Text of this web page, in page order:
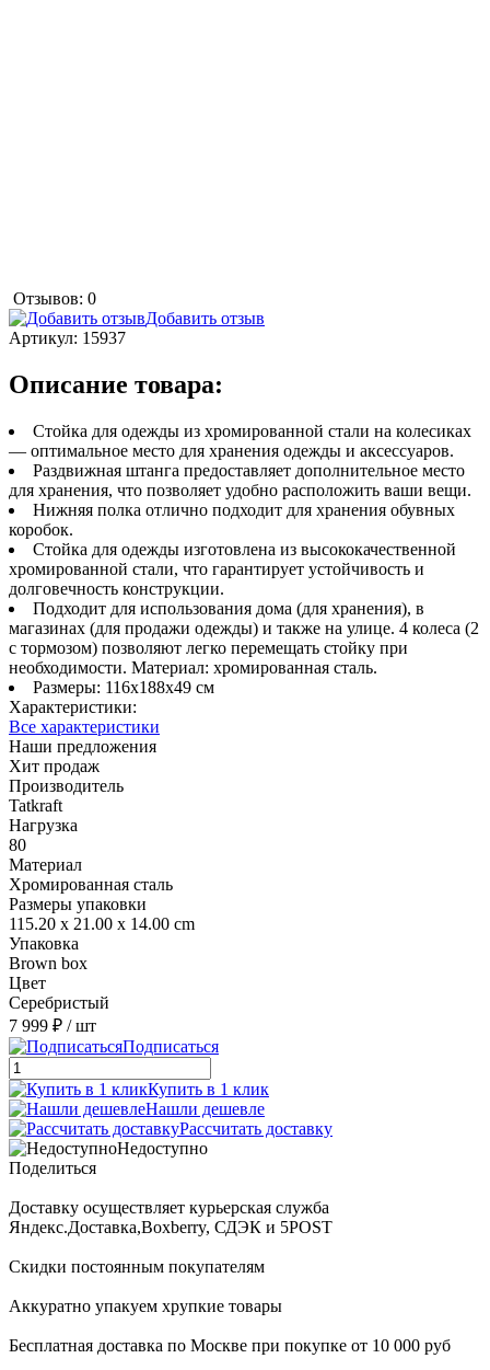
Отзывов: 0
Добавить отзыв
Артикул: 15937
Описание товара:
Стойка для одежды из хромированной стали на колесиках
— оптимальное место для хранения одежды и аксессуаров.
Раздвижная штанга предоставляет дополнительное место
для хранения, что позволяет удобно расположить ваши вещи.
Нижняя полка отлично подходит для хранения обувных
коробок.
Стойка для одежды изготовлена из высококачественной
хромированной стали, что гарантирует устойчивость и
долговечность конструкции.
Подходит для использования дома (для хранения), в
магазинах (для продажи одежды) и также на улице. 4 колеса (2
с тормозом) позволяют легко перемещать стойку при
необходимости. Материал: хромированная сталь.
Размеры: 116x188x49 см
Характеристики:
Все характеристики
Наши предложения
Хит продаж
Производитель
Tatkraft
Нагрузка
80
Материал
Хромированная сталь
Размеры упаковки
115.20 x 21.00 x 14.00 cm
Упаковка
Brown box
Цвет
Серебристый
7 999 ₽ / шт
Подписаться
Купить в 1 клик
Нашли дешевле
Рассчитать доставку
Недоступно
Поделиться
Доставку осуществляет курьерская служба
Яндекс.Доставка,Boxberry, СДЭК и 5POST
Скидки постоянным покупателям
Аккуратно упакуем хрупкие товары
Бесплатная доставка по Москве при покупке от 10 000 руб